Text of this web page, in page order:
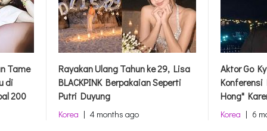
Tame
di
200
Rayakan Ulang Tahun ke 29, Lisa
BLACKPINK Berpakaian Seperti
Putri Duyung
Korea | 4 months ago
Aktor Go
Konferensi
Hong"
Korea | 6